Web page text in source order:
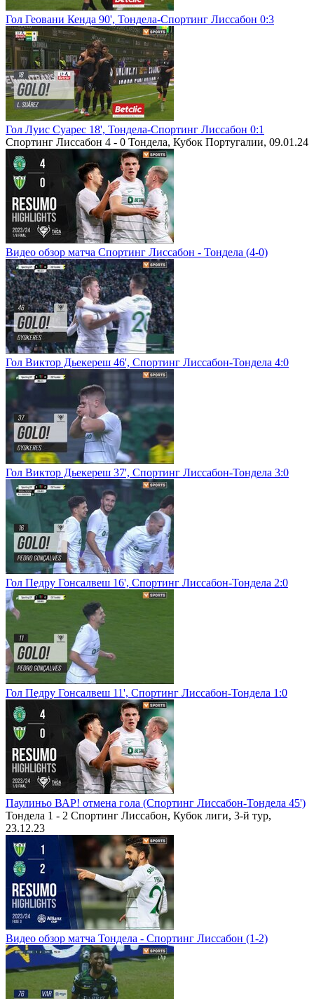
Гол Геовани Кенда 90', Тондела-Спортинг Лиссабон 0:3
Гол Луис Суарес 18', Тондела-Спортинг Лиссабон 0:1
Спортинг Лиссабон 4 - 0 Тондела, Кубок Португалии, 09.01.24
Видео обзор матча Спортинг Лиссабон - Тондела (4-0)
Гол Виктор Дьекереш 46', Спортинг Лиссабон-Тондела 4:0
Гол Виктор Дьекереш 37', Спортинг Лиссабон-Тондела 3:0
Гол Педру Гонсалвеш 16', Спортинг Лиссабон-Тондела 2:0
Гол Педру Гонсалвеш 11', Спортинг Лиссабон-Тондела 1:0
Паулиньо ВАР! отмена гола (Спортинг Лиссабон-Тондела 45')
Тондела 1 - 2 Спортинг Лиссабон, Кубок лиги, 3-й тур,
23.12.23
Видео обзор матча Тондела - Спортинг Лиссабон (1-2)